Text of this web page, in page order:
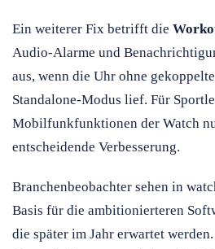
Ein weiterer Fix betrifft die
Audio-Alarme und
aus, wenn die Uhr ohne
Standalone-Modus lief. Für
Mobilfunkfunktionen der Watch
entscheidende Verbesserung.
Branchenbeobachter sehen in
Basis für die ambitionierteren
die später im Jahr erwartet